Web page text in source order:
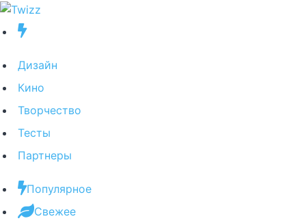
Дизайн
Кино
Творчество
Тесты
Партнеры
Популярное
Свежее